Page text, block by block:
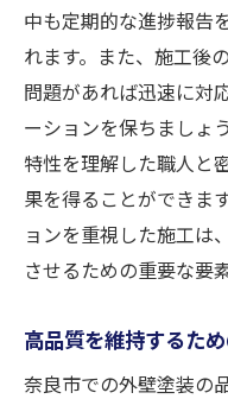
中も定期的な進捗報告
れます。また、施工後
問題があれば迅速に対
ーションを保ちましょ
特性を理解した職人と
果を得ることができま
ョンを重視した施工は
させるための重要な要素
高品質を維持するた
奈良市での外壁塗装の